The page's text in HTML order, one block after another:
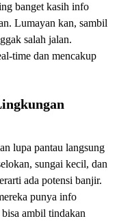
banget kasih info
Lumayan kan, sambil
salah jalan.
time dan mencakup
lupa pantau langsung
sungai kecil, dan
ada potensi banjir.
punya info
ambil tindakan